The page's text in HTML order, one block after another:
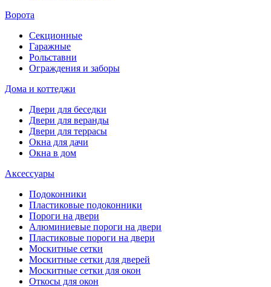
Ворота
Секционные
Гаражные
Рольставни
Ограждения и заборы
Дома и коттеджи
Двери для беседки
Двери для веранды
Двери для террасы
Окна для дачи
Окна в дом
Аксессуары
Подоконники
Пластиковые подоконники
Пороги на двери
Алюминиевые пороги на двери
Пластиковые пороги на двери
Москитные сетки
Москитные сетки для дверей
Москитные сетки для окон
Откосы для окон